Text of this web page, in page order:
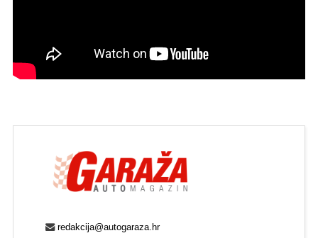
redakcija@autogaraza.hr